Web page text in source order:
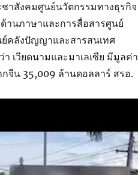
าสังคมศูนย์นวัตกรรมทางธุรกิจ
นภาษาและการสื่อสารศูนย์
คลังปัญญาและสารสนเทศ
เวียดนามและมาเลเซีย มีมูลค่า
จีน 35,009 ล้านดอลลาร์ สรอ.